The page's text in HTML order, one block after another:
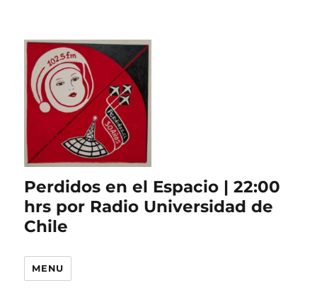
Perdidos en el Espacio | 22:00
hrs por Radio Universidad de
Chile
MENU